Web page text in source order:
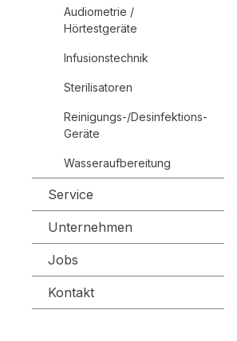
Audiometrie /
Hörtestgeräte
Infusionstechnik
Sterilisatoren
Reinigungs-/Desinfektions-
Geräte
Wasseraufbereitung
Service
Unternehmen
Jobs
Kontakt